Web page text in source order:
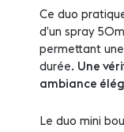
Ce duo
d’un spray
permettant
durée. Une
ambiance
Le duo mini